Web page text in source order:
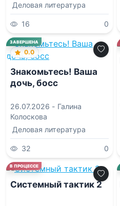
Деловая литература
16 0
ЗАВЕРШЕНА
0.0
Знакомьтесь! Ваша
дочь, босс
26.07.2026 - Галина
Колоскова
Деловая литература
32 0
В ПРОЦЕССЕ
0.0
Системный тактик 2